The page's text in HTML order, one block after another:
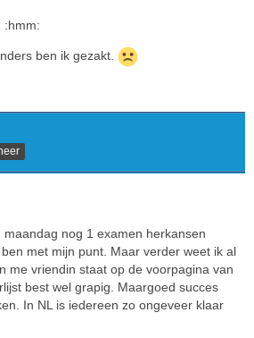
:hmm:
ben ik gezakt.
maandag nog 1 examen herkansen
met mijn punt. Maar verder weet ik al
me vriendin staat op de voorpagina van
best wel grapig. Maargoed succes
In NL is iedereen zo ongeveer klaar